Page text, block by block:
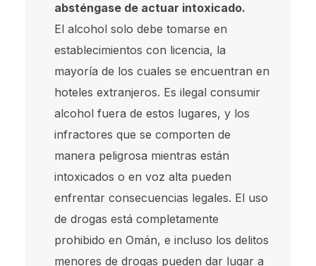
absténgase de actuar intoxicado.
El alcohol solo debe tomarse en
establecimientos con licencia, la
mayoría de los cuales se encuentran en
hoteles extranjeros. Es ilegal consumir
alcohol fuera de estos lugares, y los
infractores que se comporten de
manera peligrosa mientras están
intoxicados o en voz alta pueden
enfrentar consecuencias legales. El uso
de drogas está completamente
prohibido en Omán, e incluso los delitos
menores de drogas pueden dar lugar a